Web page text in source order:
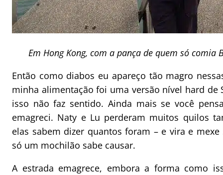
Em Hong Kong, com a pança de quem só comia
Então como diabos eu apareço tão magro
minha alimentação foi uma versão nível hard de
isso não faz sentido. Ainda mais se você
emagreci. Naty e Lu perderam muitos quilos
elas sabem dizer quantos foram – e vira e
só um mochilão sabe causar.
A estrada emagrece, embora a forma como